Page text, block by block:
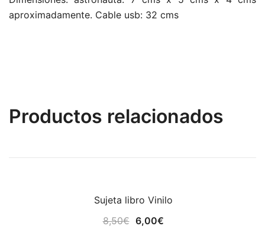
aproximadamente. Cable usb: 32 cms
Productos relacionados
Sujeta libro Vinilo
8,50€ El
6,00€El